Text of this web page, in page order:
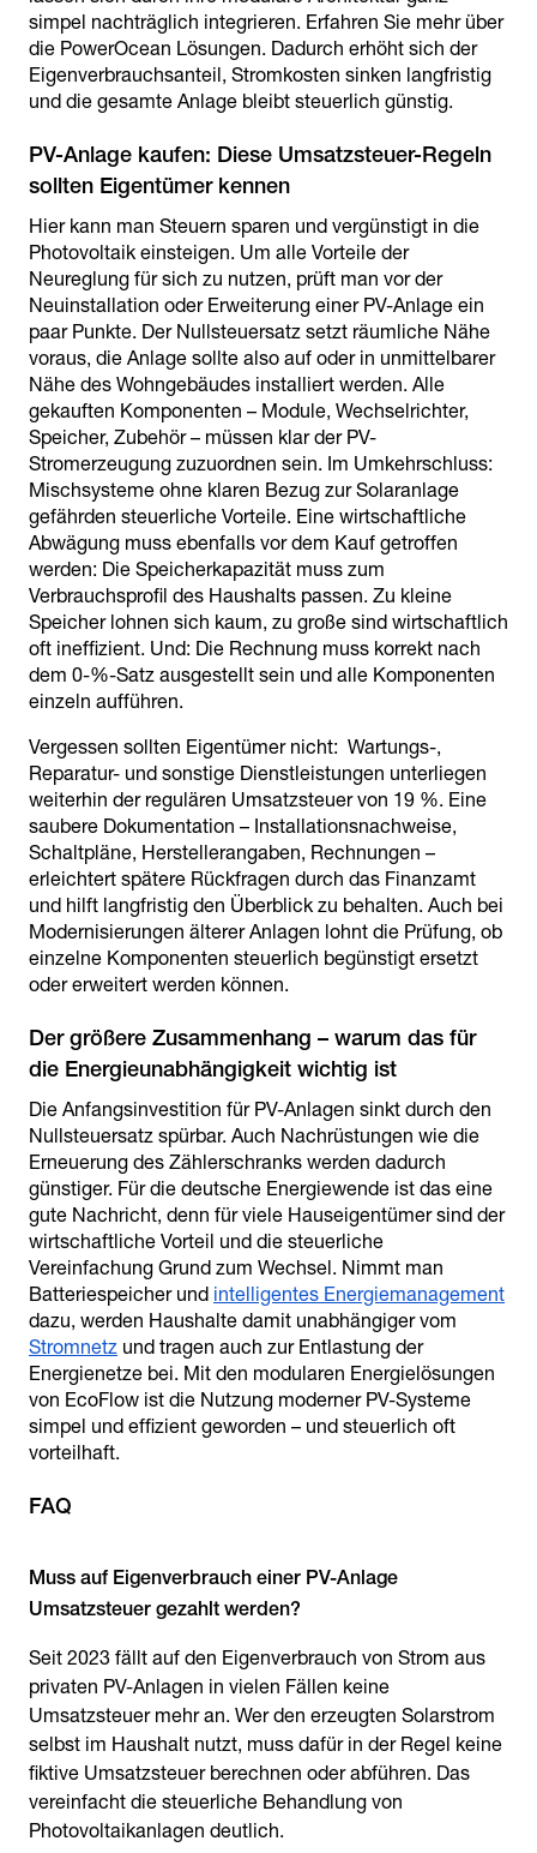
simpel nachträglich integrieren. Erfahren Sie mehr über
die PowerOcean Lösungen. Dadurch erhöht sich der
Eigenverbrauchsanteil, Stromkosten sinken langfristig
und die gesamte Anlage bleibt steuerlich günstig.
PV-Anlage kaufen: Diese Umsatzsteuer-Regeln
Hier kann man Steuern sparen und vergünstigt in die
Photovoltaik einsteigen. Um alle Vorteile der
Neureglung für sich zu nutzen, prüft man vor der
Neuinstallation oder Erweiterung einer PV-Anlage ein
paar Punkte. Der Nullsteuersatz setzt räumliche Nähe
voraus, die Anlage sollte also auf oder in unmittelbarer
Nähe des Wohngebäudes installiert werden. Alle
gekauften Komponenten – Module, Wechselrichter,
Speicher, Zubehör – müssen klar der PV-
Stromerzeugung zuzuordnen sein. Im Umkehrschluss:
Mischsysteme ohne klaren Bezug zur Solaranlage
gefährden steuerliche Vorteile. Eine wirtschaftliche
Abwägung muss ebenfalls vor dem Kauf getroffen
werden: Die Speicherkapazität muss zum
Verbrauchsprofil des Haushalts passen. Zu kleine
Speicher lohnen sich kaum, zu große sind wirtschaftlich
oft ineffizient. Und: Die Rechnung muss korrekt nach
dem 0-%-Satz ausgestellt sein und alle Komponenten
einzeln aufführen.
Vergessen sollten Eigentümer nicht: Wartungs-,
Reparatur- und sonstige Dienstleistungen unterliegen
weiterhin der regulären Umsatzsteuer von 19 %. Eine
saubere Dokumentation – Installationsnachweise,
Schaltpläne, Herstellerangaben, Rechnungen –
erleichtert spätere Rückfragen durch das Finanzamt
und hilft langfristig den Überblick zu behalten. Auch bei
Modernisierungen älterer Anlagen lohnt die Prüfung, ob
einzelne Komponenten steuerlich begünstigt ersetzt
oder erweitert werden können.
Der größere Zusammenhang – warum das für
Die Anfangsinvestition für PV-Anlagen sinkt durch den
Nullsteuersatz spürbar. Auch Nachrüstungen wie die
Erneuerung des Zählerschranks werden dadurch
günstiger. Für die deutsche Energiewende ist das eine
gute Nachricht, denn für viele Hauseigentümer sind der
wirtschaftliche Vorteil und die steuerliche
Vereinfachung Grund zum Wechsel. Nimmt man
Batteriespeicher und intelligentes Energiemanagement
dazu, werden Haushalte damit unabhängiger vom
Stromnetz und tragen auch zur Entlastung der
Energienetze bei. Mit den modularen Energielösungen
von EcoFlow ist die Nutzung moderner PV-Systeme
simpel und effizient geworden – und steuerlich oft
vorteilhaft.
Muss auf Eigenverbrauch einer PV-Anlage
Seit 2023 fällt auf den Eigenverbrauch von Strom aus
privaten PV-Anlagen in vielen Fällen keine
Umsatzsteuer mehr an. Wer den erzeugten Solarstrom
selbst im Haushalt nutzt, muss dafür in der Regel keine
fiktive Umsatzsteuer berechnen oder abführen. Das
vereinfacht die steuerliche Behandlung von
Photovoltaikanlagen deutlich.